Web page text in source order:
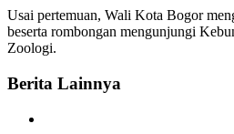
Usai pertemuan, Wali Kota Bogor
beserta rombongan mengunjungi
Zoologi.
Berita Lainnya